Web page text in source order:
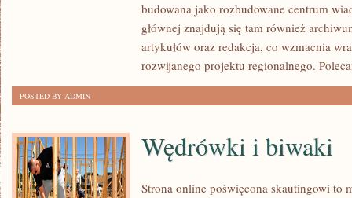
budowana jako rozbudowane centrum
głównej znajdują się tam również
artykułów oraz redakcja, co wzmacnia
rozwijanego projektu regionalnego.
POSTED BY ADMIN
Wędrówki i biwaki
Strona online poświęcona skautingowi to